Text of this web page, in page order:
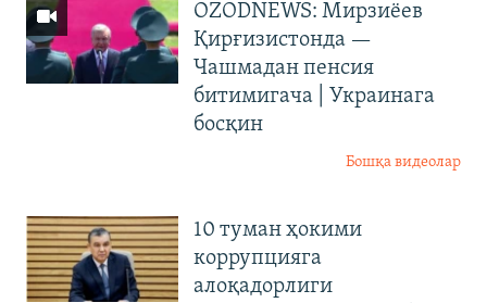
OZODNEWS: Мирзиёев
Қирғизистонда —
Чашмадан пенсия
битимигача | Украинага
босқин
Бошқа видеолар
10 туман ҳокими
коррупцияга
алоқадорлиги